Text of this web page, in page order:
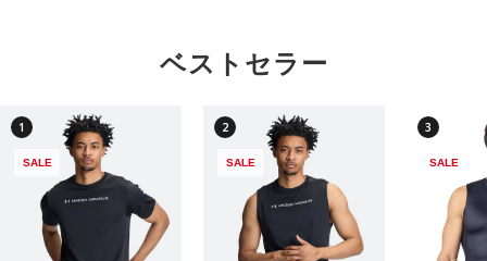
ベストセラー
1
SALE
2
SALE
3
SALE